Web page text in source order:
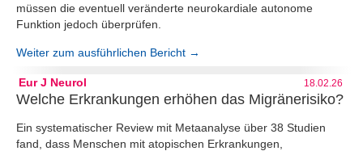
müssen die eventuell veränderte neurokardiale autonome
Funktion jedoch überprüfen.
Weiter zum ausführlichen Bericht →
Eur J Neurol 18.02.26
Welche Erkrankungen erhöhen das Migränerisiko?
Ein systematischer Review mit Metaanalyse über 38 Studien
fand, dass Menschen mit atopischen Erkrankungen,